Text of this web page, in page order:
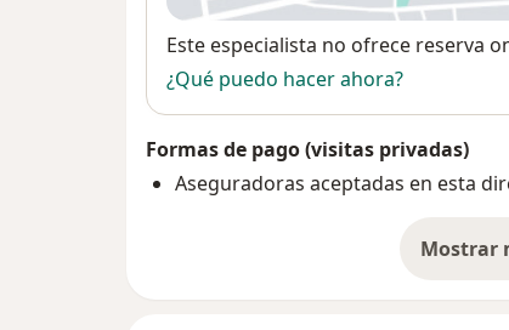
Disponibilidad
Este especialista no ofrece reserva
¿Qué puedo hacer ahora?
Formas de pago (visitas privadas)
Aseguradoras aceptadas en esta
Mostrar